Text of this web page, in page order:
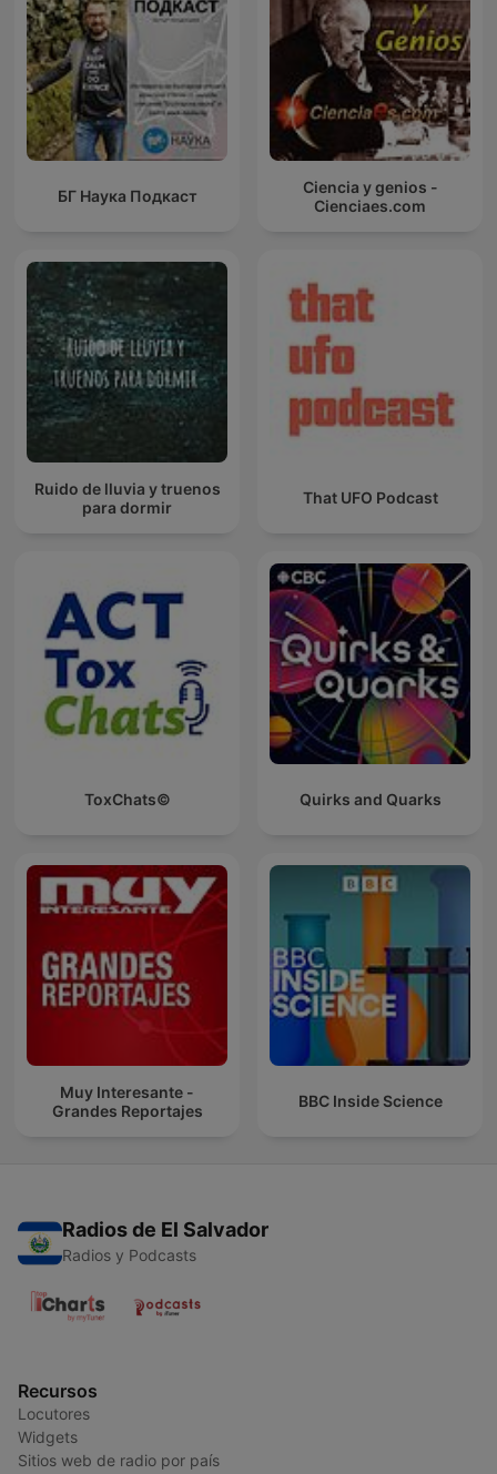
БГ Наука Подкаст
Ciencia y genios -
Cienciaes.com
Ruido de lluvia y truenos
para dormir
That UFO Podcast
ToxChats© Quirks and Quarks
Muy Interesante -
Grandes Reportajes
BBC Inside Science
Radios de El Salvador
Radios y Podcasts
Recursos
Locutores
Widgets
Sitios web de radio por país